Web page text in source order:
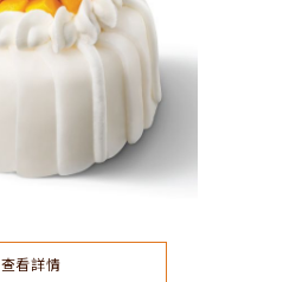
查看詳情